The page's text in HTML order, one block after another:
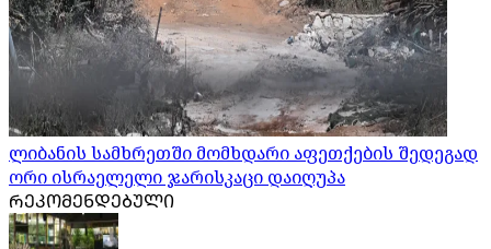
ლიბანის სამხრეთში მომხდარი აფეთქების შედეგად
ორი ისრაელელი ჯარისკაცი დაიღუპა
ᲠᲔᲙᲝᲛᲔᲜᲓᲔᲑᲣᲚᲘ